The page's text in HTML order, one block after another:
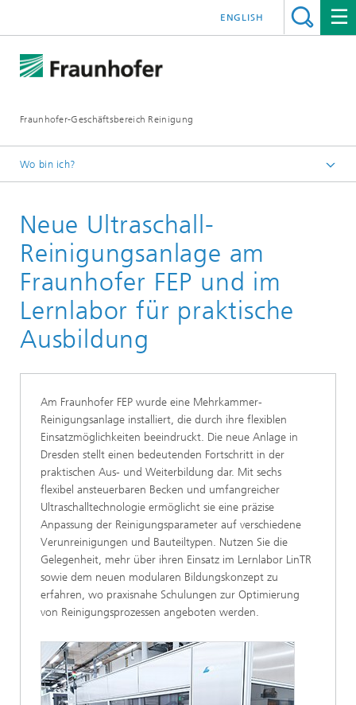
Fraunhofer-Geschäftsbereich Reinigung
ENGLISH
Wo bin ich?
News & Medien
Newsletter
Newsletter 03/2024
Neue Ultraschall-
Reinigungsanlage am
Fraunhofer FEP und im
Lernlabor für praktische
Ausbildung
Am Fraunhofer FEP wurde eine Mehrkammer-
Reinigungsanlage installiert, die durch ihre flexiblen
Einsatzmöglichkeiten beeindruckt. Die neue Anlage in
Dresden stellt einen bedeutenden Fortschritt in der
praktischen Aus- und Weiterbildung dar. Mit sechs
flexibel ansteuerbaren Becken und umfangreicher
Ultraschalltechnologie ermöglicht sie eine präzise
Anpassung der Reinigungsparameter auf verschiedene
Verunreinigungen und Bauteiltypen. Nutzen Sie die
Gelegenheit, mehr über ihren Einsatz im Lernlabor LinTR
sowie dem neuen modularen Bildungskonzept zu
erfahren, wo praxisnahe Schulungen zur Optimierung
von Reinigungsprozessen angeboten werden.